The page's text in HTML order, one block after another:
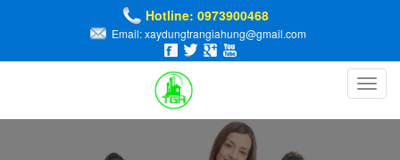
Hotline: 0973900468
Email: xaydungtrangiahung@gmail.com